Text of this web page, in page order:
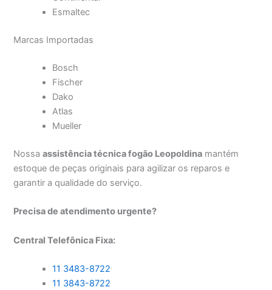
Esmaltec
Marcas Importadas
Bosch
Fischer
Dako
Atlas
Mueller
Nossaassistência técnica fogão Leopoldina mantém
estoque de peças originais para agilizar os reparos e
garantir a qualidade do serviço.
Precisa de atendimento urgente?
Central Telefônica Fixa:
11 3483-8722
11 3843-8722